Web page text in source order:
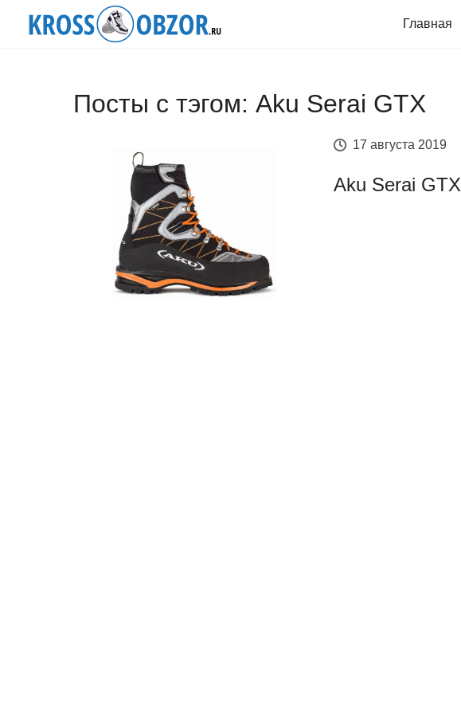
Главная
Посты с тэгом: Aku Serai GTX
17 августа 2019
Aku Serai GTX